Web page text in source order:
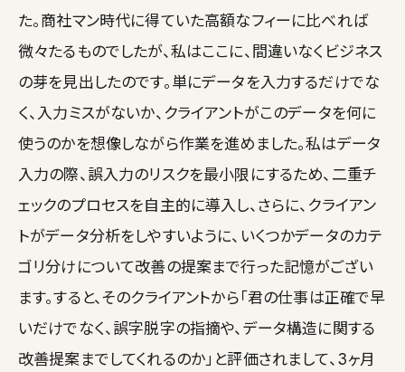
た。商社マン時代に得ていた高額なフィーに比べれば
微々たるものでしたが、私はここに、間違いなくビジネス
の芽を見出したのです。単にデータを入力するだけでな
く、入力ミスがないか、クライアントがこのデータを何に
使うのかを想像しながら作業を進めました。私はデータ
入力の際、誤入力のリスクを最小限にするため、二重チ
ェックのプロセスを自主的に導入し、さらに、クライアン
トがデータ分析をしやすいように、いくつかデータのカテ
ゴリ分けについて改善の提案まで行った記憶がござい
ます。すると、そのクライアントから「君の仕事は正確で早
いだけでなく、誤字脱字の指摘や、データ構造に関する
改善提案までしてくれるのか」と評価されまして、3ヶ月